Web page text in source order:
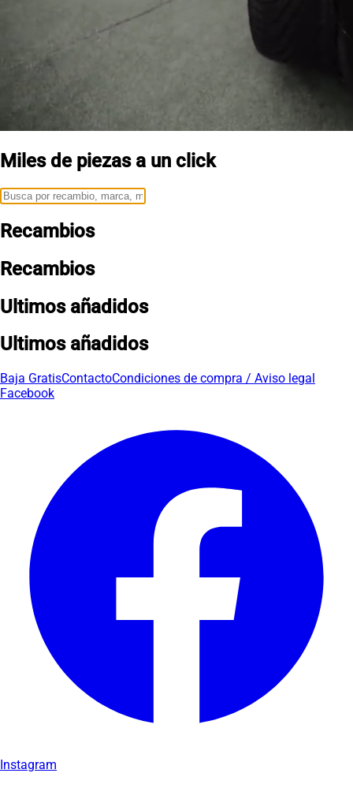
Miles de piezas a un click
Recambios
Recambios
Ultimos añadidos
Ultimos añadidos
Baja GratisContactoCondiciones de compra / Aviso legal
Facebook
Instagram